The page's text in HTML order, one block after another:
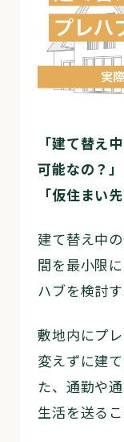
「建て替え
可能なの？」
「仮住まい
建て替え中
間を最小限
ハブを検討
敷地内にプ
変えずに建
た、通勤や
生活を送るこ